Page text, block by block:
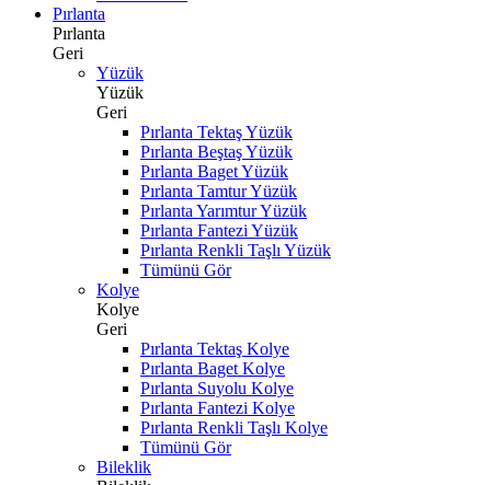
Pırlanta
Pırlanta
Geri
Yüzük
Yüzük
Geri
Pırlanta Tektaş Yüzük
Pırlanta Beştaş Yüzük
Pırlanta Baget Yüzük
Pırlanta Tamtur Yüzük
Pırlanta Yarımtur Yüzük
Pırlanta Fantezi Yüzük
Pırlanta Renkli Taşlı Yüzük
Tümünü Gör
Kolye
Kolye
Geri
Pırlanta Tektaş Kolye
Pırlanta Baget Kolye
Pırlanta Suyolu Kolye
Pırlanta Fantezi Kolye
Pırlanta Renkli Taşlı Kolye
Tümünü Gör
Bileklik